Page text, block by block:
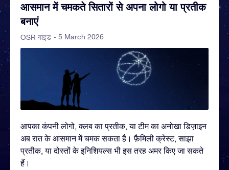
आसमान में चमकते सितारों से अपना लोगो या प्रतीक
बनाएं
OSR गाइड - 5 March 2026
आपका कंपनी लोगो, क्लब का प्रतीक, या टीम का अनोखा डिज़ाइन
अब रात के आसमान में चमक सकता है। फ़ैमिली क्रेस्ट, साझा
प्रतीक, या दोस्तों के इनिशियल्स भी इस तरह अमर किए जा सकते
हैं।